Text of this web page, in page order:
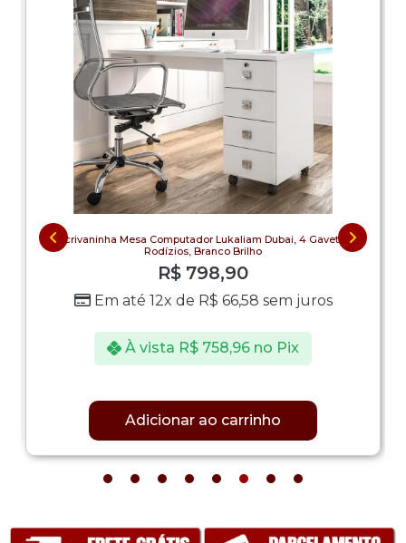
Escrivaninha Mesa Computador Lukaliam Dubai, 4 Gavetas,
Rodízios, Branco Brilho
R$ 798,90
Em até 12x de R$ 66,58 sem juros
À vista R$ 758,96 no Pix
Adicionar ao carrinho